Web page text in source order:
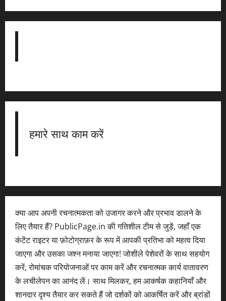
हमारे साथ काम करें
क्या आप अपनी रचनात्मकता को उजागर करने और प्रभाव डालने के
लिए तैयार हैं? PublicPage.in की गतिशील टीम से जुड़ें, जहाँ एक
कंटेंट राइटर या फ़ोटोग्राफ़र के रूप में आपकी प्रतिभा को महत्व दिया
जाएगा और उसका जश्न मनाया जाएगा! जोशीले पेशेवरों के साथ सहयोग
करें, रोमांचक परियोजनाओं पर काम करें और रचनात्मक कार्य वातावरण
के लचीलेपन का आनंद लें। साथ मिलकर, हम आकर्षक कहानियाँ और
शानदार दृश्य तैयार कर सकते हैं जो दर्शकों को आकर्षित करें और ब्रांडों